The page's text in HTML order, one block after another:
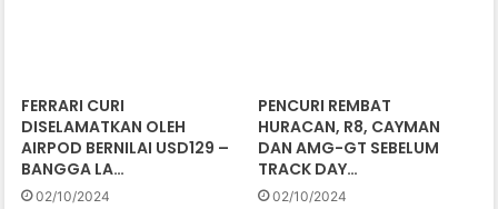
FERRARI CURI
DISELAMATKAN OLEH
AIRPOD BERNILAI USD129 –
BANGGA LA…
02/10/2024
PENCURI REMBAT
HURACAN, R8, CAYMAN
DAN AMG-GT SEBELUM
TRACK DAY…
02/10/2024